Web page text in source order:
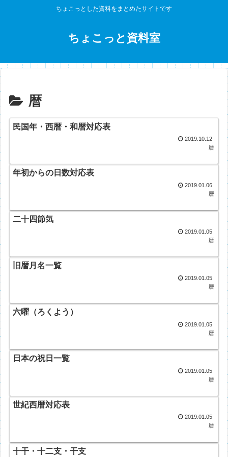
ちょこっとした資料をまとめたサイトです
ちょこっと資料室
暦
民国年・西暦・和暦対応表
2019.10.12
暦
年初からの日数対応表
2019.01.06
暦
二十四節気
2019.01.05
暦
旧暦月名一覧
2019.01.05
暦
六曜（ろくよう）
2019.01.05
暦
日本の祝日一覧
2019.01.05
暦
世紀西暦対応表
2019.01.05
暦
十干・十二支・干支